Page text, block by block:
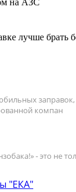
на АЗС
лучше брать
компан
- это не